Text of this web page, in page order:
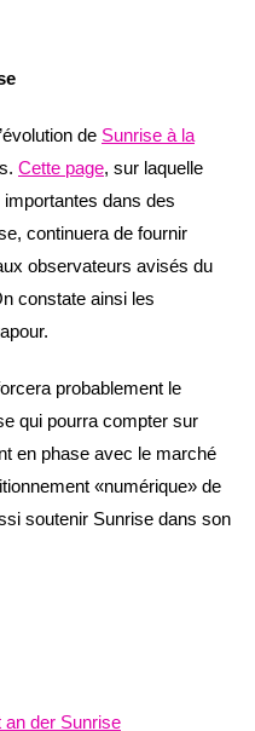
de Sunrise à la
Cette page, sur laquelle
dans des
continuera de fournir
observateurs avisés du
constate ainsi les
probablement le
qui pourra compter sur
en phase avec le marché
«numérique» de
soutenir Sunrise dans son
an der Sunrise